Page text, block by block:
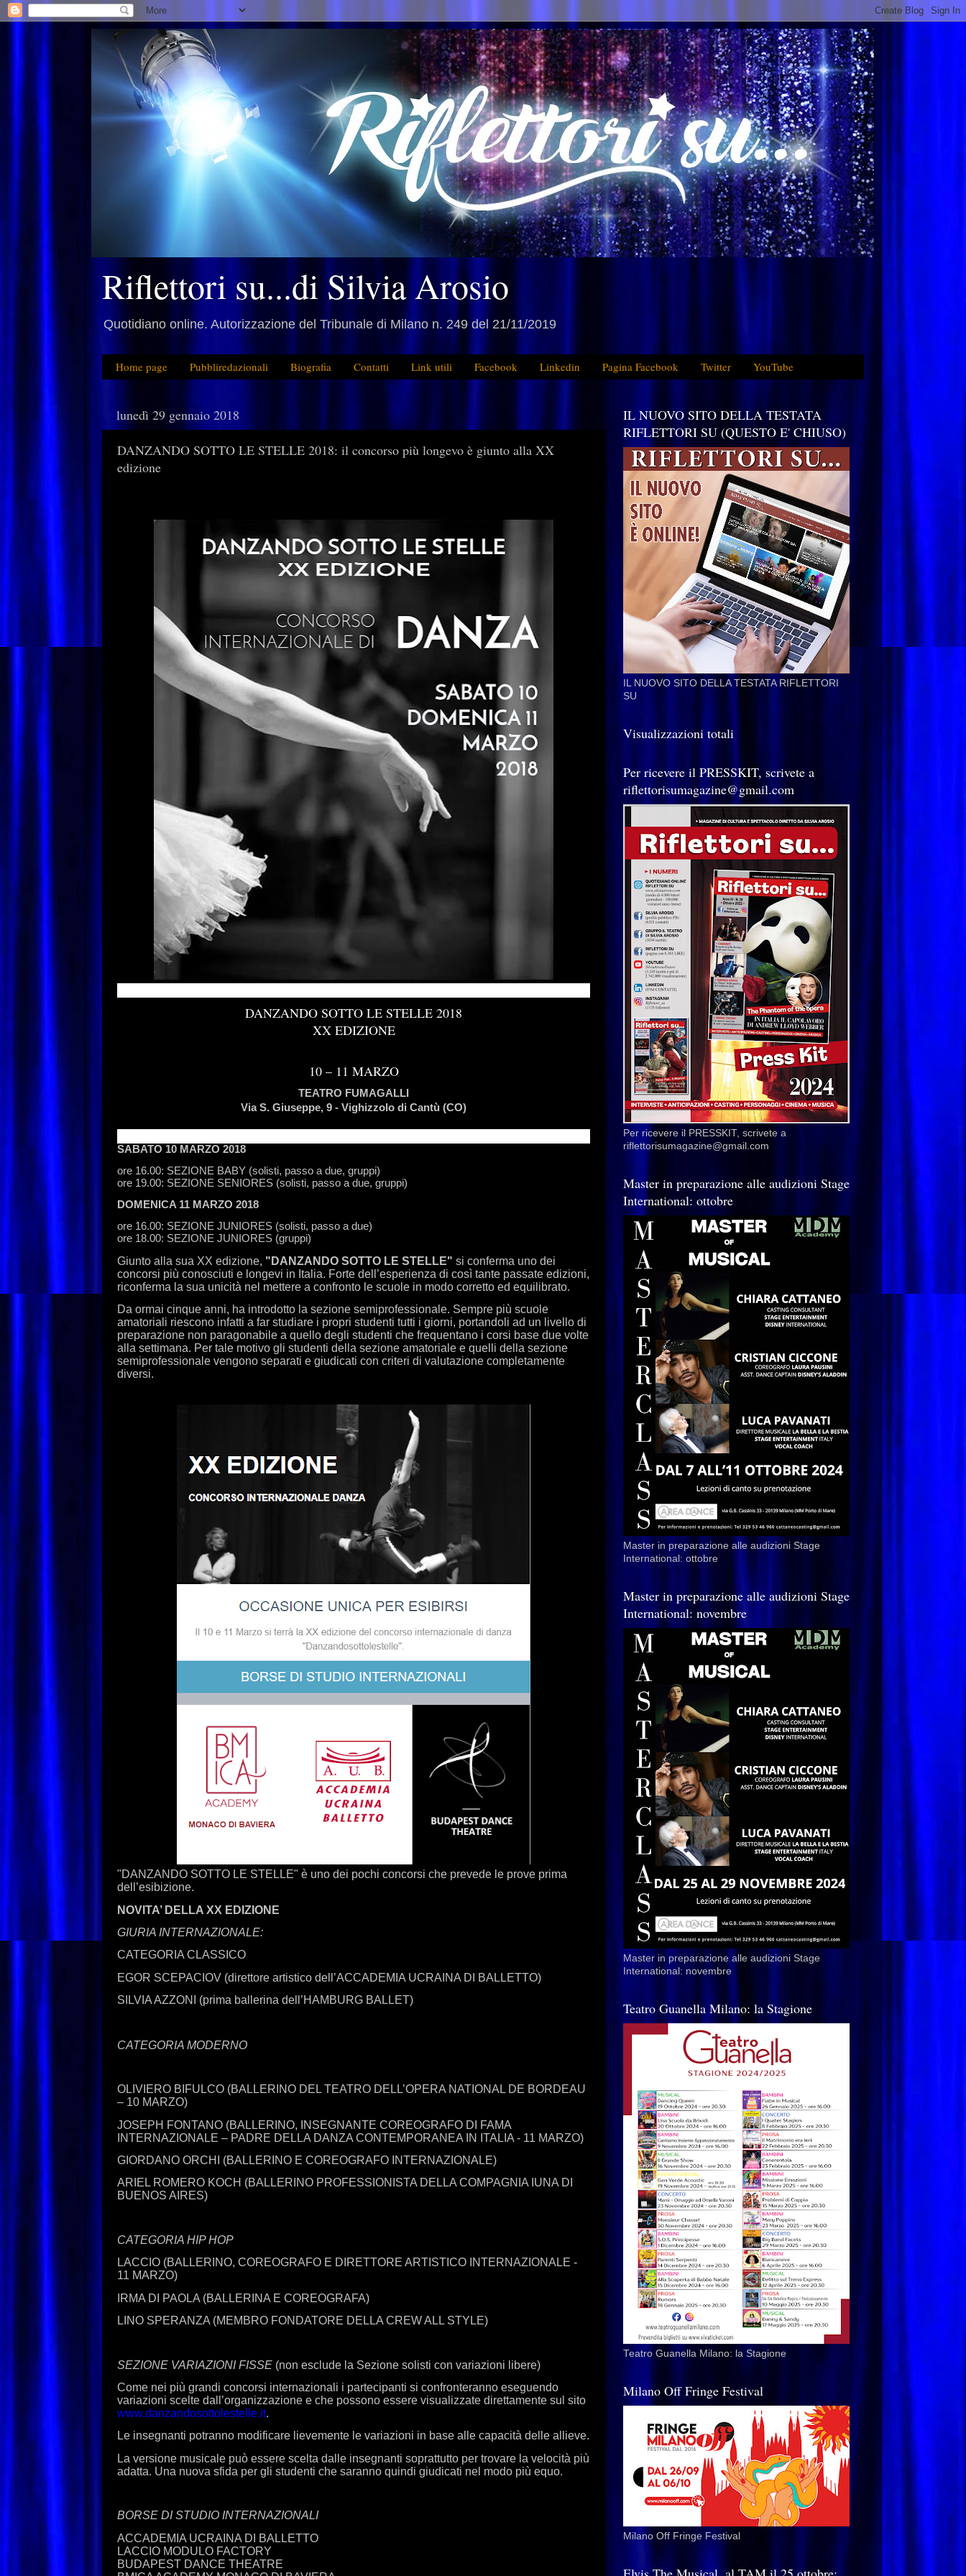
Riflettori su...di Silvia Arosio
Quotidiano online. Autorizzazione del Tribunale di Milano n. 249 del 21/11/2019
Home page Pubbliredazionali Biografia Contatti Link utili Facebook Linkedin Pagina Facebook Twitter YouTube
lunedì 29 gennaio 2018
DANZANDO SOTTO LE STELLE 2018: il concorso più longevo è giunto alla XX
edizione
DANZANDO SOTTO LE STELLE 2018
XX EDIZIONE
10 – 11 MARZO
TEATRO FUMAGALLI
Via S. Giuseppe, 9 - Vighizzolo di Cantù (CO)
SABATO 10 MARZO 2018
ore 16.00: SEZIONE BABY (solisti, passo a due, gruppi)
ore 19.00: SEZIONE SENIORES (solisti, passo a due, gruppi)
DOMENICA 11 MARZO 2018
ore 16.00: SEZIONE JUNIORES (solisti, passo a due)
ore 18.00: SEZIONE JUNIORES (gruppi)
Giunto alla sua XX edizione, "DANZANDO SOTTO LE STELLE" si conferma uno dei
concorsi più conosciuti e longevi in Italia. Forte dell’esperienza di così tante passate edizioni,
riconferma la sua unicità nel mettere a confronto le scuole in modo corretto ed equilibrato.
Da ormai cinque anni, ha introdotto la sezione semiprofessionale. Sempre più scuole
amatoriali riescono infatti a far studiare i propri studenti tutti i giorni, portandoli ad un livello di
preparazione non paragonabile a quello degli studenti che frequentano i corsi base due volte
alla settimana. Per tale motivo gli studenti della sezione amatoriale e quelli della sezione
semiprofessionale vengono separati e giudicati con criteri di valutazione completamente
diversi.
"DANZANDO SOTTO LE STELLE" è uno dei pochi concorsi che prevede le prove prima
dell’esibizione.
NOVITA’ DELLA XX EDIZIONE
GIURIA INTERNAZIONALE:
CATEGORIA CLASSICO
EGOR SCEPACIOV (direttore artistico dell’ACCADEMIA UCRAINA DI BALLETTO)
SILVIA AZZONI (prima ballerina dell’HAMBURG BALLET)
CATEGORIA MODERNO
OLIVIERO BIFULCO (BALLERINO DEL TEATRO DELL’OPERA NATIONAL DE BORDEAU
– 10 MARZO)
JOSEPH FONTANO (BALLERINO, INSEGNANTE COREOGRAFO DI FAMA
INTERNAZIONALE – PADRE DELLA DANZA CONTEMPORANEA IN ITALIA - 11 MARZO)
GIORDANO ORCHI (BALLERINO E COREOGRAFO INTERNAZIONALE)
ARIEL ROMERO KOCH (BALLERINO PROFESSIONISTA DELLA COMPAGNIA IUNA DI
BUENOS AIRES)
CATEGORIA HIP HOP
LACCIO (BALLERINO, COREOGRAFO E DIRETTORE ARTISTICO INTERNAZIONALE -
11 MARZO)
IRMA DI PAOLA (BALLERINA E COREOGRAFA)
LINO SPERANZA (MEMBRO FONDATORE DELLA CREW ALL STYLE)
SEZIONE VARIAZIONI FISSE (non esclude la Sezione solisti con variazioni libere)
Come nei più grandi concorsi internazionali i partecipanti si confronteranno eseguendo
variazioni scelte dall’organizzazione e che possono essere visualizzate direttamente sul sito
www.danzandosottolestelle.it.
Le insegnanti potranno modificare lievemente le variazioni in base alle capacità delle allieve.
La versione musicale può essere scelta dalle insegnanti soprattutto per trovare la velocità più
adatta. Una nuova sfida per gli studenti che saranno quindi giudicati nel modo più equo.
BORSE DI STUDIO INTERNAZIONALI
ACCADEMIA UCRAINA DI BALLETTO
LACCIO MODULO FACTORY
BUDAPEST DANCE THEATRE
IL NUOVO SITO DELLA TESTATA
RIFLETTORI SU (QUESTO E' CHIUSO)
IL NUOVO SITO DELLA TESTATA RIFLETTORI
SU
Visualizzazioni totali
Per ricevere il PRESSKIT, scrivete a
riflettorisumagazine@gmail.com
Per ricevere il PRESSKIT, scrivete a
riflettorisumagazine@gmail.com
Master in preparazione alle audizioni Stage
International: ottobre
Master in preparazione alle audizioni Stage
International: ottobre
Master in preparazione alle audizioni Stage
International: novembre
Master in preparazione alle audizioni Stage
International: novembre
Teatro Guanella Milano: la Stagione
Teatro Guanella Milano: la Stagione
Milano Off Fringe Festival
Milano Off Fringe Festival